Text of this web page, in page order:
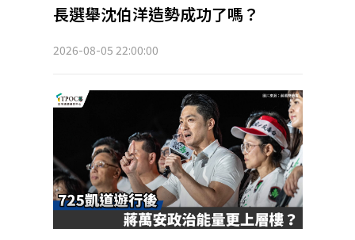
長選舉沈伯洋造勢成功了嗎？
2026-08-05 22:00:00